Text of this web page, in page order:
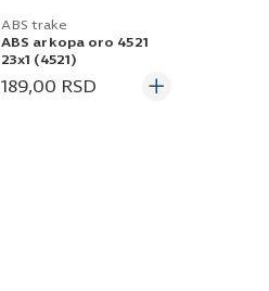
ABS trake
ABS arkopa oro 4521
23x1 (4521)
189,00 RSD